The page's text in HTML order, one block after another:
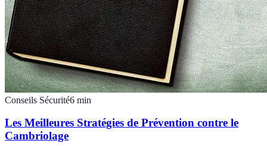
Conseils Sécurité6 min
Les Meilleures Stratégies de Prévention contre le
Cambriolage